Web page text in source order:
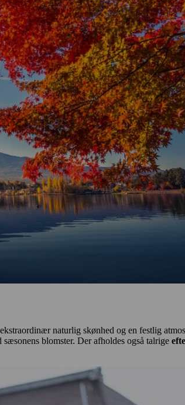
naturlig skønhed og en festlig
sæsonens blomster. Der afholdes også talrige